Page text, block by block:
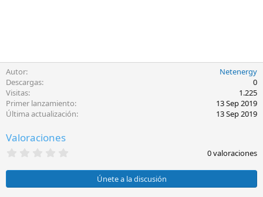
Autor
Netenergy
Descargas
0
Visitas
1.225
Primer lanzamiento
13 Sep 2019
Última actualización
13 Sep 2019
Valoraciones
0
e
0 valoraciones
Únete a la discusión